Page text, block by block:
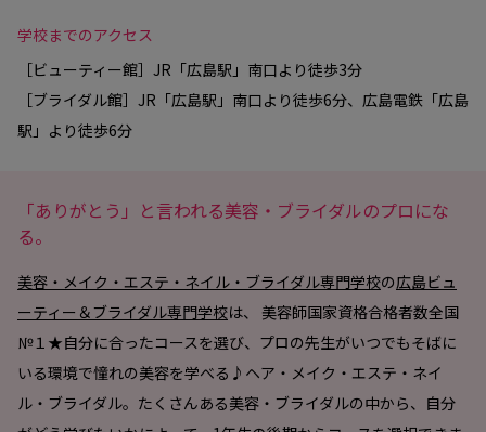
学校までのアクセス
［ビューティー館］JR「広島駅」南口より徒歩3分
［ブライダル館］JR「広島駅」南口より徒歩6分、広島電鉄「広島
駅」より徒歩6分
「ありがとう」と言われる美容・ブライダルのプロにな
る。
美容・メイク・エステ・ネイル・ブライダル専門学校の広島ビュ
ーティー＆ブライダル専門学校は、 美容師国家資格合格者数全国
№１★自分に合ったコースを選び、プロの先生がいつでもそばに
いる環境で憧れの美容を学べる♪ヘア・メイク・エステ・ネイ
ル・ブライダル。たくさんある美容・ブライダルの中から、自分